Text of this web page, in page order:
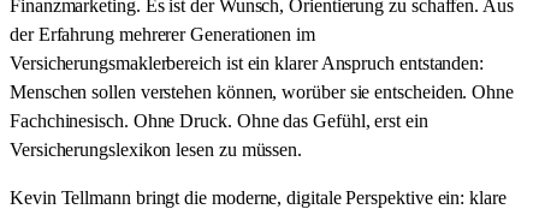
Finanzmarketing. Es ist der Wunsch, Orientierung zu schaffen. Aus
der Erfahrung mehrerer Generationen im
Versicherungsmaklerbereich ist ein klarer Anspruch entstanden:
Menschen sollen verstehen können, worüber sie entscheiden. Ohne
Fachchinesisch. Ohne Druck. Ohne das Gefühl, erst ein
Versicherungslexikon lesen zu müssen.
Kevin Tellmann bringt die moderne, digitale Perspektive ein: klare